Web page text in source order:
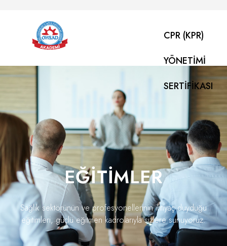
CPR (KPR)
YÖNETIMI
SERTIFIKASI
EĞITIMLER
Sağlık sektörünün ve profesyonellerinin ihtiyaç duyduğu
eğitimleri, güçlü eğitmen kadrolarıyla sizlere sunuyoruz.